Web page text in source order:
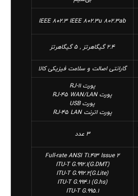
IEEE 802.3 IEEE 802.3u 802.3ab
2.4 گیگاهرتز , 5 گیگاهرتز
گارانتی اصالت و سلامت فیزیکی کالا
پورت RJ-11
پورت RJ-45 WAN/LAN
پورت USB
پورت اترنت RJ-45 LAN
3 عدد
Full-rate ANSI T1.413 Issue 2
ITU-T G.992.1(G.DMT)
ITU-T G.992.2(G.Lite)
ITU-T G.994.1 (G.hs)
ITU-T G.995.1